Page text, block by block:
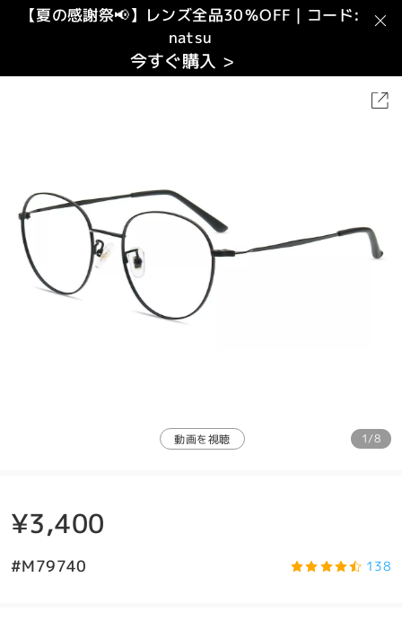
【夏の感謝祭📢】レンズ全品30％OFF｜コード:
natsu
今すぐ購入 >
動画を視聴 1/8
¥3,400
#M79740 138